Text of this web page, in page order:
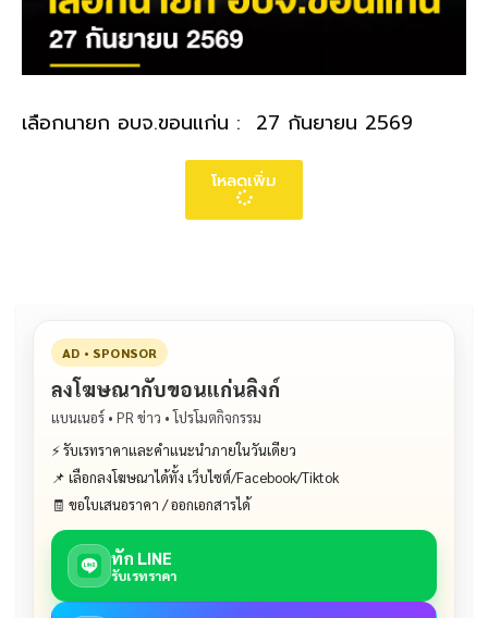
เลือกนายก อบจ.ขอนแก่น : 27 กันยายน 2569
โหลดเพิ่ม
AD • SPONSOR
ลงโฆษณากับขอนแก่นลิงก์
แบนเนอร์ • PR ข่าว • โปรโมตกิจกรรม
⚡ รับเรทราคาและคำแนะนำภายในวันเดียว
📌 เลือกลงโฆษณาได้ทั้ง เว็บไซต์/Facebook/Tiktok
🧾 ขอใบเสนอราคา / ออกเอกสารได้
ทัก LINE
รับเรทราคา